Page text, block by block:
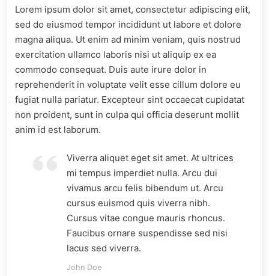
Lorem ipsum dolor sit amet, consectetur adipiscing elit,
sed do eiusmod tempor incididunt ut labore et dolore
magna aliqua. Ut enim ad minim veniam, quis nostrud
exercitation ullamco laboris nisi ut aliquip ex ea
commodo consequat. Duis aute irure dolor in
reprehenderit in voluptate velit esse cillum dolore eu
fugiat nulla pariatur. Excepteur sint occaecat cupidatat
non proident, sunt in culpa qui officia deserunt mollit
anim id est laborum.
Viverra aliquet eget sit amet. At ultrices
mi tempus imperdiet nulla. Arcu dui
vivamus arcu felis bibendum ut. Arcu
cursus euismod quis viverra nibh.
Cursus vitae congue mauris rhoncus.
Faucibus ornare suspendisse sed nisi
lacus sed viverra.
John Doe